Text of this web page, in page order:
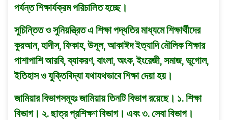
পর্যন্ত শিক্ষার্যক্রম পরিচালিত হচ্ছে।
সুচিন্তিত ও সুনিয়ন্ত্রিত এ শিক্ষা পদ্ধতির মাধ্যমে শিক্ষার্থীদের
কুরআন, হাদীস, ফিকাহ, উসূল, আকাঈদ ইত্যাদি মৌলিক শিক্ষার
পাশাপাশি আরবি, ব্যাকরণ, বাংলা, অংক, ইংরেজী, সমাজ, ভূগােল,
ইতিহাস ও যুক্তিবিদ্যা যথাযথভাবে শিক্ষা দেয়া হয়।
জামিয়ার বিভাগসমূহঃ জামিয়ায় তিনটি বিভাগ রয়েছে। ১. শিক্ষা
বিভাগ। ২. ছাত্র প্রশিক্ষণ বিভাগ। এবং ৩. সেবা বিভাগ।